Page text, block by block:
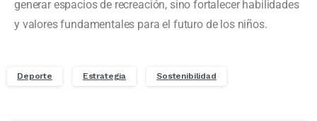
generar espacios de recreación, sino fortalecer habilidades
y valores fundamentales para el futuro de los niños.
Deporte Estrategia Sostenibilidad